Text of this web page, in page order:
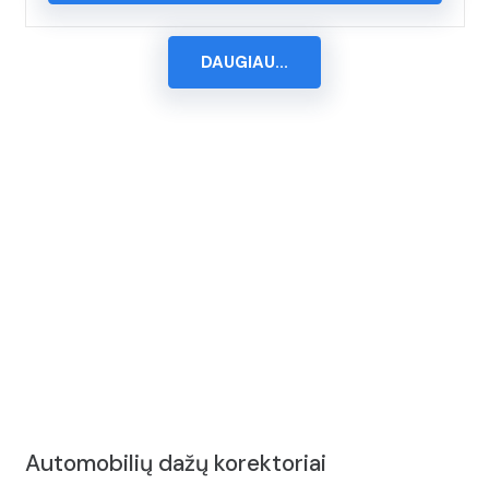
DAUGIAU...
Automobilių dažų korektoriai